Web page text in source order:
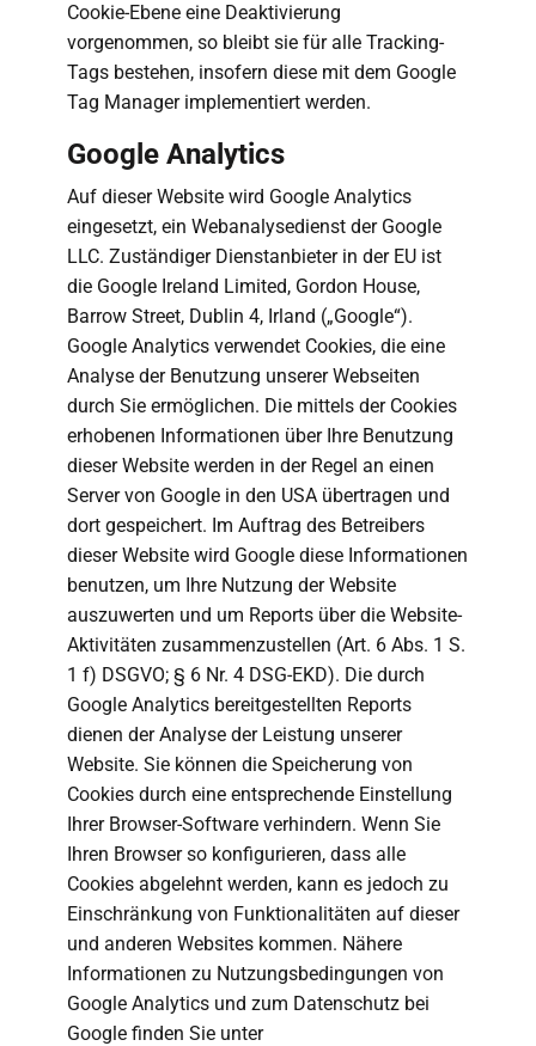
Cookie-Ebene eine Deaktivierung
vorgenommen, so bleibt sie für alle Tracking-
Tags bestehen, insofern diese mit dem Google
Tag Manager implementiert werden.
Google Analytics
Auf dieser Website wird Google Analytics
eingesetzt, ein Webanalysedienst der Google
LLC. Zuständiger Dienstanbieter in der EU ist
die Google Ireland Limited, Gordon House,
Barrow Street, Dublin 4, Irland („Google“).
Google Analytics verwendet Cookies, die eine
Analyse der Benutzung unserer Webseiten
durch Sie ermöglichen. Die mittels der Cookies
erhobenen Informationen über Ihre Benutzung
dieser Website werden in der Regel an einen
Server von Google in den USA übertragen und
dort gespeichert. Im Auftrag des Betreibers
dieser Website wird Google diese Informationen
benutzen, um Ihre Nutzung der Website
auszuwerten und um Reports über die Website-
Aktivitäten zusammenzustellen (Art. 6 Abs. 1 S.
1 f) DSGVO; § 6 Nr. 4 DSG-EKD). Die durch
Google Analytics bereitgestellten Reports
dienen der Analyse der Leistung unserer
Website. Sie können die Speicherung von
Cookies durch eine entsprechende Einstellung
Ihrer Browser-Software verhindern. Wenn Sie
Ihren Browser so konfigurieren, dass alle
Cookies abgelehnt werden, kann es jedoch zu
Einschränkung von Funktionalitäten auf dieser
und anderen Websites kommen. Nähere
Informationen zu Nutzungsbedingungen von
Google Analytics und zum Datenschutz bei
Google finden Sie unter